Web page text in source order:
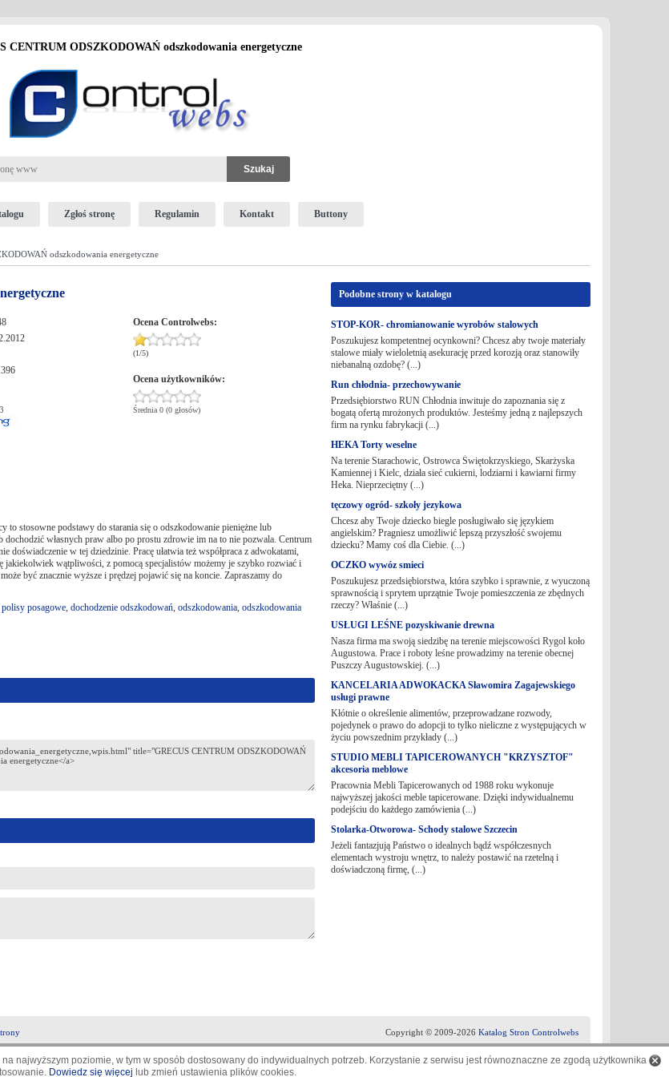
CENTRUM ODSZKODOWAŃ odszkodowania energetyczne
Zgłoś stronę Regulamin Kontakt Buttony
odszkodowania energetyczne
Ocena Controlwebs:
(1/5)
Ocena użytkowników:
Średnia 0 (0 głosów)
stosowne podstawy do starania się o odszkodowanie pieniężne lub
własnych praw albo po prostu zdrowie im na to nie pozwala. Centrum
w tej dziedzinie. Pracę ułatwia też współpraca z adwokatami,
jakiekolwiek wątpliwości, z pomocą specjalistów możemy je szybko rozwiać i
być znacznie wyższe i prędzej pojawić się na koncie. Zapraszamy do
polisy posagowe, dochodzenie odszkodowań, odszkodowania, odszkodowania
Podobne strony w katalogu
STOP-KOR- chromianowanie wyrobów stalowych
Poszukujesz kompetentnej ocynkowni? Chcesz aby twoje materiały
stalowe miały wieloletnią asekurację przed korozją oraz stanowiły
niebanalną ozdobę? (...)
Run chłodnia- przechowywanie
Przedsiębiorstwo RUN Chłodnia inwituje do zapoznania się z
bogatą ofertą mrożonych produktów. Jesteśmy jedną z najlepszych
firm na rynku fabrykacji (...)
HEKA Torty weselne
Na terenie Starachowic, Ostrowca Świętokrzyskiego, Skarżyska
Kamiennej i Kielc, działa sieć cukierni, lodziarni i kawiarni firmy
Heka. Nieprzeciętny (...)
tęczowy ogród- szkoły jezykowa
Chcesz aby Twoje dziecko biegle posługiwało się językiem
angielskim? Pragniesz umożliwić lepszą przyszłość swojemu
dziecku? Mamy coś dla Ciebie. (...)
OCZKO wywóz smieci
Poszukujesz przedsiębiorstwa, która szybko i sprawnie, z wyuczoną
sprawnością i sprytem uprzątnie Twoje pomieszczenia ze zbędnych
rzeczy? Właśnie (...)
USŁUGI LEŚNE pozyskiwanie drewna
Nasza firma ma swoją siedzibę na terenie miejscowości Rygol koło
Augustowa. Prace i roboty leśne prowadzimy na terenie obecnej
Puszczy Augustowskiej. (...)
KANCELARIA ADWOKACKA Sławomira Zagajewskiego
usługi prawne
Kłótnie o określenie alimentów, przeprowadzane rozwody,
pojedynek o prawo do adopcji to tylko nieliczne z występujących w
życiu powszednim przykłady (...)
STUDIO MEBLI TAPICEROWANYCH "KRZYSZTOF"
akcesoria meblowe
Pracownia Mebli Tapicerowanych od 1988 roku wykonuje
najwyższej jakości meble tapicerowane. Dzięki indywidualnemu
podejściu do każdego zamówienia (...)
Stolarka-Otworowa- Schody stalowe Szczecin
Jeżeli fantazjują Państwo o idealnych bądź współczesnych
elementach wystroju wnętrz, to należy postawić na rzetelną i
doświadczoną firmę, (...)
Copyright © 2009-2026 Katalog Stron Controlwebs
najwyższym poziomie, w tym w sposób dostosowany do indywidualnych potrzeb. Korzystanie z serwisu jest równoznaczne ze zgodą użytkownika
Dowiedz się więcej lub zmień ustawienia plików cookies.